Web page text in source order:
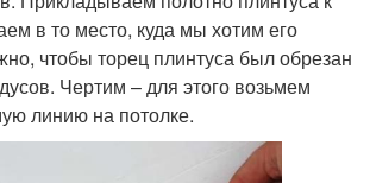
в то место, куда мы хотим его
чтобы торец плинтуса был обрезан
Чертим – для этого возьмем
линию на потолке.